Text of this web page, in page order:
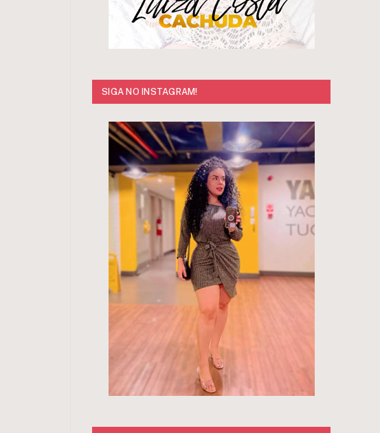
SIGA NO INSTAGRAM!